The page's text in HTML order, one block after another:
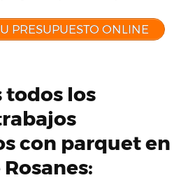
PRESUPUESTO ONLINE
todos los
con parquet en